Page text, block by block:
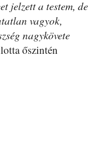
jelzett a testem, de
vagyok,
nagykövete
őszintén